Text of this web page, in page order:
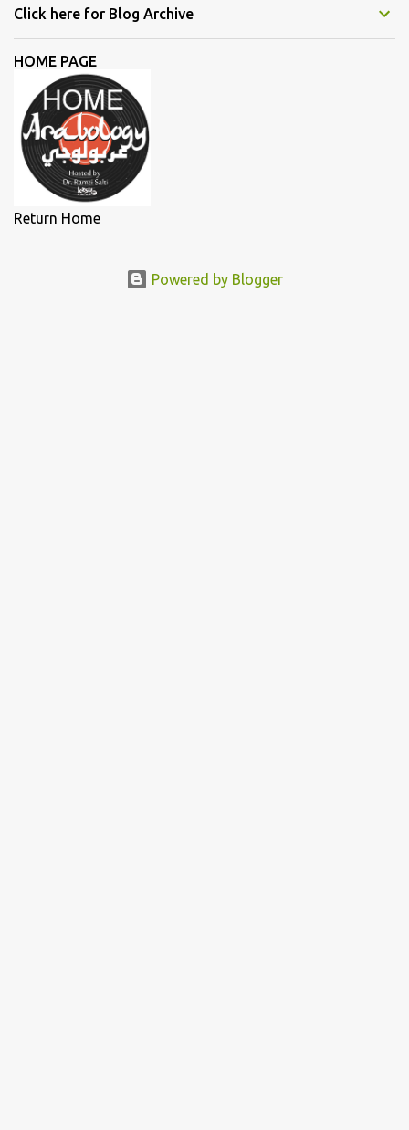
narratives of defiance and hope. In this essay, we delve deeper into
lecture in a more detailed and elaborate manner...
Click here for Blog Archive
HOME PAGE
Return Home
Powered by Blogger